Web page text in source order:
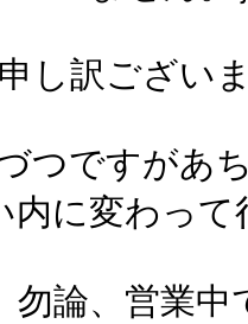
申し訳ござい
つですがあ
内に変わっ
勿論、営業中